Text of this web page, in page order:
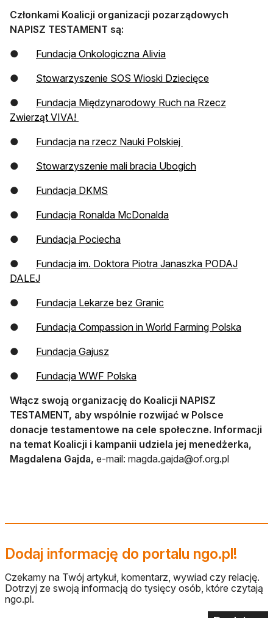
Członkami Koalicji organizacji pozarządowych
NAPISZ TESTAMENT są:
● Fundacja Onkologiczna Aliviaotwiera się w nowej
● Stowarzyszenie SOS Wioski Dziecięceotwiera się w
● Fundacja Międzynarodowy Ruch na Rzecz
Zwierząt VIVA!
● Fundacja na rzecz Nauki Polskiej
● Stowarzyszenie mali bracia Ubogichotwiera się w
● Fundacja DKMS
● Fundacja Ronalda McDonaldaotwiera się w nowej
● Fundacja Pociechaotwiera się w nowej karcie
● Fundacja im. Doktora Piotra Janaszka PODAJ
DALEJotwiera się w nowej karcie
● Fundacja Lekarze bez Granic
● Fundacja Compassion in World Farming Polska
● Fundacja Gajusz
● Fundacja WWF Polskaotwiera się w nowej karcie
Włącz swoją organizację do Koalicji NAPISZ
TESTAMENT, aby wspólnie rozwijać w Polsce
donacje testamentowe na cele społeczne. Informacji
na temat Koalicji i kampanii udziela jej menedżerka,
Magdalena Gajda, e-mail: magda.gajda@of.org.pl
Dodaj informację do portalu ngo.pl!
Czekamy na Twój artykuł, komentarz, wywiad czy relację.
Dotrzyj ze swoją informacją do tysięcy osób, które czytają
ngo.pl.